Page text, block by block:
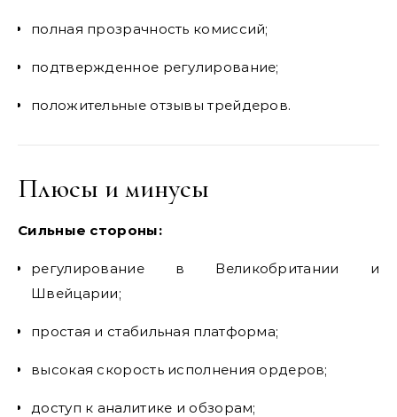
полная прозрачность комиссий;
подтвержденное регулирование;
положительные отзывы трейдеров.
Плюсы и минусы
Сильные стороны:
регулирование в Великобритании и
Швейцарии;
простая и стабильная платформа;
высокая скорость исполнения ордеров;
доступ к аналитике и обзорам;